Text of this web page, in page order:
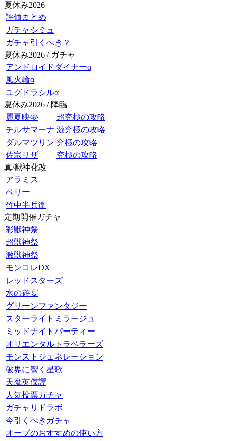
夏休み2026
評価まとめ
ガチャシミュ
ガチャ引くべき？
夏休み2026 / ガチャ
アンドロイドダイナーα
風火輪α
ユグドラシルα
夏休み2026 / 降臨
麗夏映夢
超究極の攻略
チルサマーナ 激究極の攻略
ダルマツリン 究極の攻略
佐宗リザ
究極の攻略
真/獣神化改
アラミス
ペリー
竹中半兵衛
定期開催ガチャ
彩獣神祭
超獣神祭
激獣神祭
モンコレDX
レッドスターズ
水の遊宴
グリーンファンタジー
スターライトミラージュ
ミッドナイトパーティー
オリエンタルトラベラーズ
モンストジェネレーション
破界に響く星歌
天魔英傑譚
人気投票ガチャ
ガチャリドラボ
今引くべきガチャ
オーブのおすすめの使い方